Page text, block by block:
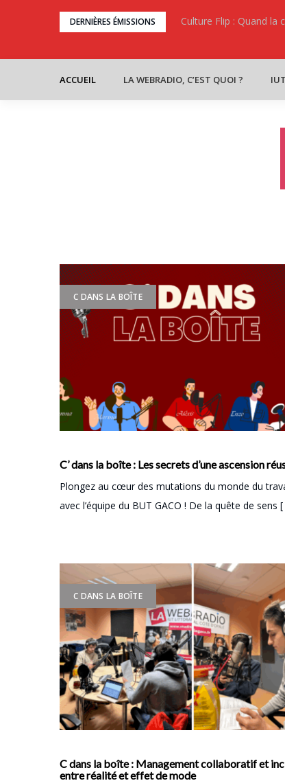
DERNIÈRES ÉMISSIONS Culture Flip : Quand la
ACCUEIL LA WEBRADIO, C’EST QUOI ?
C DANS LA BOÎTE
C’ dans la boîte : Les secrets d’une ascension
Plongez au cœur des mutations du monde du
avec l’équipe du BUT GACO ! De la quête de sens
C DANS LA BOÎTE
C dans la boîte : Management collaboratif et
entre réalité et effet de mode